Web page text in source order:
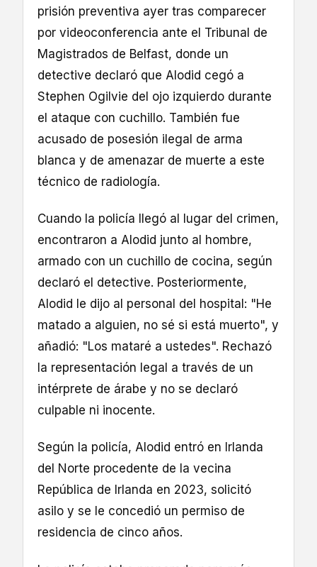
prisión preventiva ayer tras comparecer
por videoconferencia ante el Tribunal de
Magistrados de Belfast, donde un
detective declaró que Alodid cegó a
Stephen Ogilvie del ojo izquierdo durante
el ataque con cuchillo. También fue
acusado de posesión ilegal de arma
blanca y de amenazar de muerte a este
técnico de radiología.
Cuando la policía llegó al lugar del crimen,
encontraron a Alodid junto al hombre,
armado con un cuchillo de cocina, según
declaró el detective. Posteriormente,
Alodid le dijo al personal del hospital: "He
matado a alguien, no sé si está muerto", y
añadió: "Los mataré a ustedes". Rechazó
la representación legal a través de un
intérprete de árabe y no se declaró
culpable ni inocente.
Según la policía, Alodid entró en Irlanda
del Norte procedente de la vecina
República de Irlanda en 2023, solicitó
asilo y se le concedió un permiso de
residencia de cinco años.